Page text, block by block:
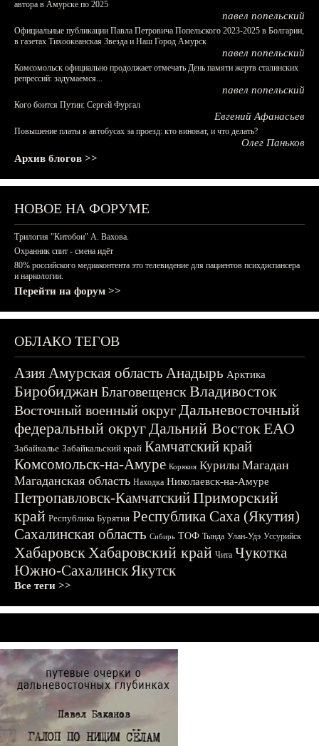
автора в Амурске по 2025
павел попельский
Официальные публикации Павла Петровича Попельского 2023-2025 в Болгарии,
в газетах Тихоокеанская Звезда и Наш Город Амурск
павел попельский
Комсомольск официально продолжает отмечать День памяти жертв сталинских
репрессий: задумаемся...
павел попельский
Кого боится Путин: Сергей Фургал
Евгений Афанасьев
Повышение платы в автобусах за проезд: кто виноват, и что делать?
Олег Паньков
Архив блогов >>
НОВОЕ НА ФОРУМЕ
Трилогия "Китобои" А. Вахова.
Охранник спит - смена идёт
80% российского медиаконтента это телевидение для пациентов психдиспансера
и наркологии.
Перейти на форум >>
ОБЛАКО ТЕГОВ
АзияАмурская область Анадырь Арктика
БиробиджанБлаговещенскВладивосток
Восточный военный округДальневосточный
федеральный округДальний ВостокЕАО
Забайкалье Забайкальский край Камчатский край
Комсомольск-на-Амуре Корякия Курилы Магадан
Магаданская область Находка Николаевск-на-Амуре
Петропавловск-КамчатскийПриморский
край Республика Бурятия Республика Саха (Якутия)
Сахалинская область Сибирь ТОФ Тында Улан-Удэ Уссурийск
ХабаровскХабаровский край Чита Чукотка
Южно-СахалинскЯкутск
Все теги >>